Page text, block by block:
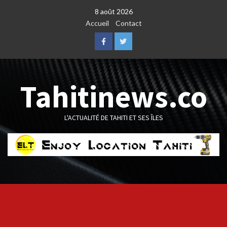
8 août 2026
Accueil
Contact
FacebookTwitter
Tahitinews.co
L'ACTUALITÉ DE TAHITI ET SES ÎLES